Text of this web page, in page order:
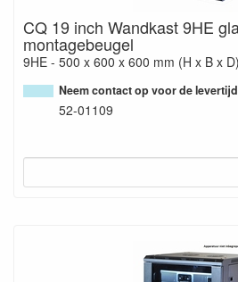
CQ 19 inch Wandkast 9HE
montagebeugel
9HE - 500 x 600 x 600 mm (H x B x D)
Neem contact op voor de
52-01109